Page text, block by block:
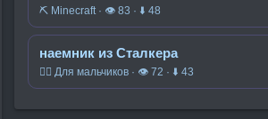
⛏️ Minecraft · 👁 83 · ⬇ 48
наемник из Сталкера
🧍‍♂️ Для мальчиков · 👁 72 · ⬇ 43